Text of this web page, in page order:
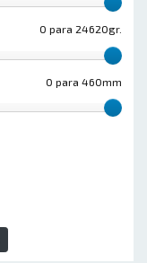
0 para 24620gr.
0 para 460mm